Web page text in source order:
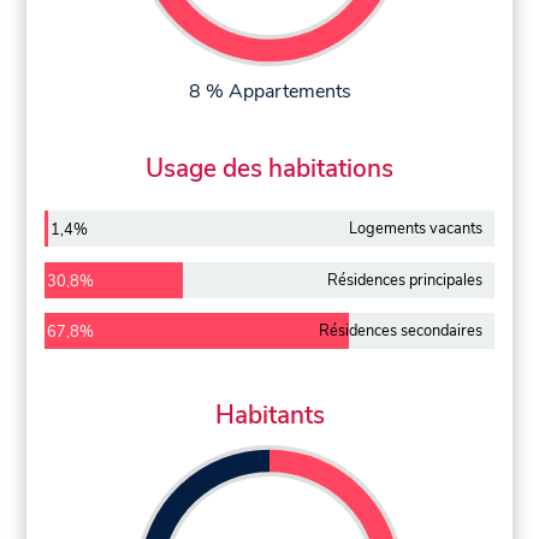
8 % Appartements
Usage des habitations
1,4% Logements vacants
30,8% Résidences principales
67,8% Résidences secondaires
Habitants